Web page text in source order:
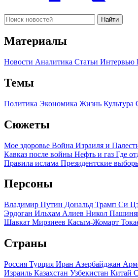
Найти
Материалы
Новости Аналитика Статьи Интервью
Темы
Политика Экономика Жизнь Культура
Сюжеты
Мое здоровье Война Израиля и
Кавказ после войны Нефть и газ Где
Правила ислама Президентские
Персоны
Владимир Путин Дональд Трамп Си
Эрдоган Ильхам Алиев Никол
Шавкат Мирзиеев Касым-Жомарт
Страны
Россия Турция Иран Азербайджан
Израиль Казахстан Узбекистан Китай